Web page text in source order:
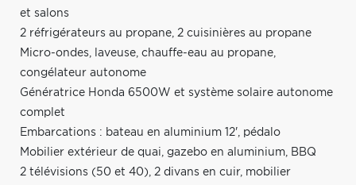
et salons
2 réfrigérateurs au propane, 2 cuisinières au propane
Micro-ondes, laveuse, chauffe-eau au propane,
congélateur autonome
Génératrice Honda 6500W et système solaire autonome
complet
Embarcations : bateau en aluminium 12', pédalo
Mobilier extérieur de quai, gazebo en aluminium, BBQ
2 télévisions (50 et 40), 2 divans en cuir, mobilier